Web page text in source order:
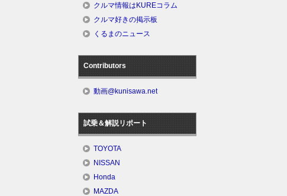
クルマ情報はKUREコラム
クルマ好きの掲示板
くるまのニュース
Contributors
動画@kunisawa.net
試乗＆解説リポート
TOYOTA
NISSAN
Honda
MAZDA